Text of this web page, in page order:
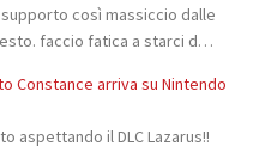
così massiccio dalle
faccio fatica a starci d…
Constance arriva su Nintendo
aspettando il DLC Lazarus!!